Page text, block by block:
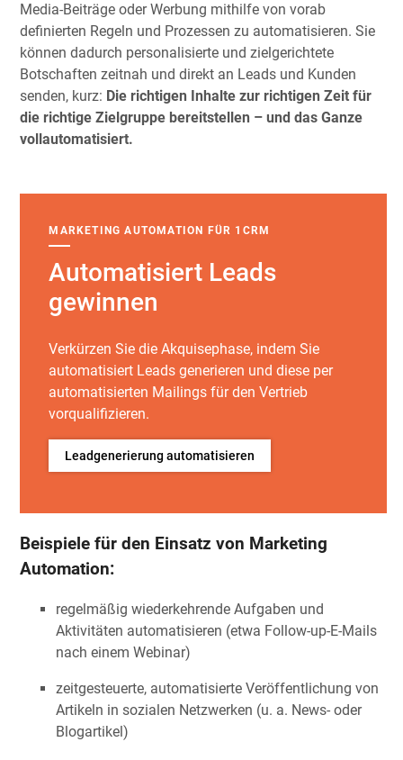
Media-Beiträge oder Werbung mithilfe von vorab
definierten Regeln und Prozessen zu automatisieren. Sie
können dadurch personalisierte und zielgerichtete
Botschaften zeitnah und direkt an Leads und Kunden
senden, kurz: Die richtigen Inhalte zur richtigen Zeit für
die richtige Zielgruppe bereitstellen – und dasGanze
vollautomatisiert.
MARKETING AUTOMATION FÜR 1CRM
Automatisiert Leads
gewinnen
Verkürzen Sie die Akquisephase, indem Sie
automatisiert Leads generieren und diese per
automatisierten Mailings für den Vertrieb
vorqualifizieren.
Leadgenerierung automatisieren
Beispiele für den Einsatz von Marketing
Automation:
regelmäßig wiederkehrende Aufgaben und
Aktivitäten automatisieren (etwa Follow-up-E-Mails
nach einem Webinar)
zeitgesteuerte, automatisierte Veröffentlichung von
Artikeln in sozialen Netzwerken (u. a. News- oder
Blogartikel)